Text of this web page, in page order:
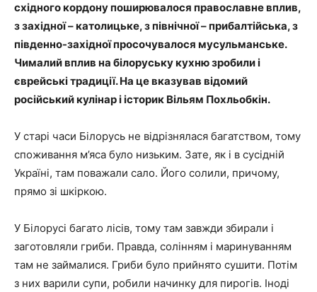
східного кордону поширювалося православне вплив,
з західної – католицьке, з північної – прибалтійська, з
південно-західної просочувалося мусульманське.
Чималий вплив на білоруську кухню зробили і
єврейські традиції. На це вказував відомий
російський кулінар і історик Вільям Похльобкін.
У старі часи Білорусь не відрізнялася багатством, тому
споживання м’яса було низьким. Зате, як і в сусідній
Україні, там поважали сало. Його солили, причому,
прямо зі шкіркою.
У Білорусі багато лісів, тому там завжди збирали і
заготовляли гриби. Правда, солінням і маринуванням
там не займалися. Гриби було прийнято сушити. Потім
з них варили супи, робили начинку для пирогів. Іноді